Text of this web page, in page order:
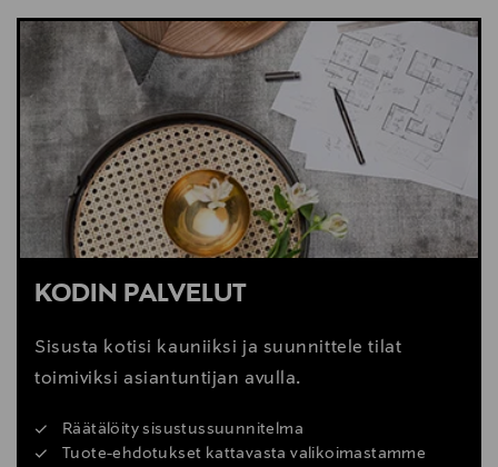
KATSO SISUSTUSVINKIT
KODIN PALVELUT
Sisusta kotisi kauniiksi ja suunnittele tilat
toimiviksi asiantuntijan avulla.
Räätälöity sisustussuunnitelma
Tuote-ehdotukset kattavasta valikoimastamme